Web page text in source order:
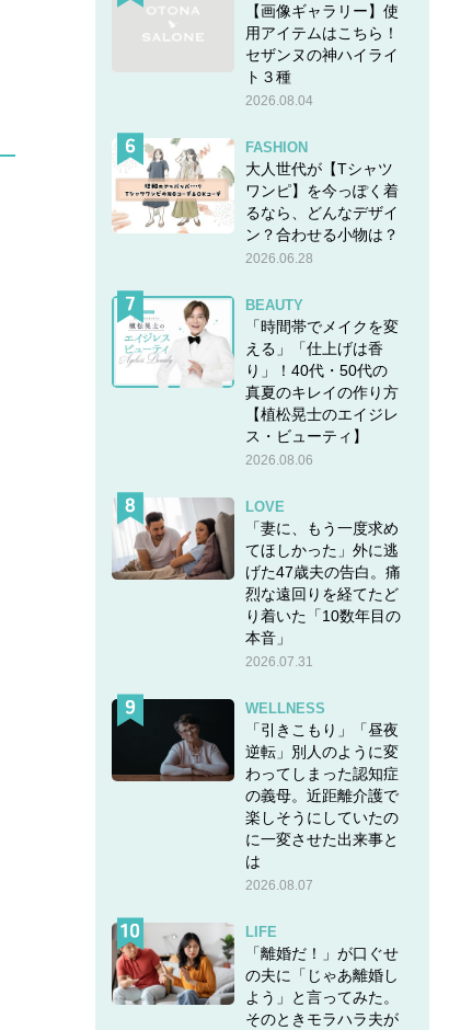
【画像ギャラリー】使
用アイテムはこちら！
セザンヌの神ハイライ
ト３種
2026.08.04
FASHION
大人世代が【Tシャツ
ワンピ】を今っぽく着
るなら、どんなデザイ
ン？合わせる小物は？
2026.06.28
BEAUTY
「時間帯でメイクを変
える」「仕上げは香
り」！40代・50代の
真夏のキレイの作り方
【植松晃士のエイジレ
ス・ビューティ】
2026.08.06
LOVE
「妻に、もう一度求め
てほしかった」外に逃
げた47歳夫の告白。痛
烈な遠回りを経てたど
り着いた「10数年目の
本音」
2026.07.31
WELLNESS
「引きこもり」「昼夜
逆転」別人のように変
わってしまった認知症
の義母。近距離介護で
楽しそうにしていたの
に一変させた出来事と
は
2026.08.07
LIFE
「離婚だ！」が口ぐせ
の夫に「じゃあ離婚し
よう」と言ってみた。
そのときモラハラ夫が